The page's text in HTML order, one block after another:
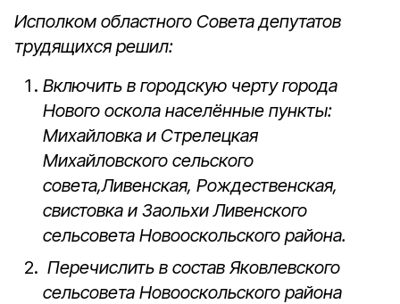
Исполком областного Совета депутатов
трудящихся решил:
Включить в городскую черту города
Нового оскола населённые пункты:
Михайловка и Стрелецкая
Михайловского сельского
совета,Ливенская, Рождественская,
свистовка и Заольхи Ливенского
сельсовета Новооскольского района.
Перечислить в состав Яковлевского
сельсовета Новооскольского района